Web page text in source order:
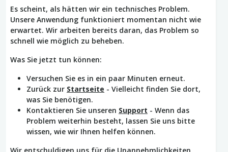
Es scheint, als hätten wir ein technisches Problem.
Unsere Anwendung funktioniert momentan nicht wie
erwartet. Wir arbeiten bereits daran, das Problem so
schnell wie möglich zu beheben.
Was Sie jetzt tun können:
Versuchen Sie es in ein paar Minuten erneut.
Zurück zur Startseite - Vielleicht finden Sie dort,
was Sie benötigen.
Kontaktieren Sie unseren Support - Wenn das
Problem weiterhin besteht, lassen Sie uns bitte
wissen, wie wir Ihnen helfen können.